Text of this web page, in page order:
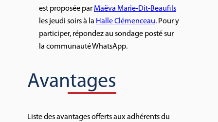
est proposée par Maëva Marie-Dit-Beaufils
les jeudi soirs à la Halle Clémenceau. Pour y
participer, répondez au sondage posté sur
la communauté WhatsApp.
Avantages
Liste des avantages offerts aux adhérents du